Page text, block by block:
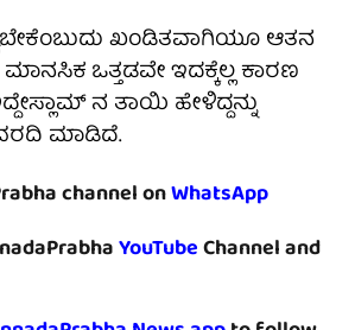
ಖಂಡಿತವಾಗಿಯೂ ಆತನ
ಒತ್ತಡವೇ ಇದಕ್ಕೆಲ್ಲ ಕಾರಣ
ನ ತಾಯಿ ಹೇಳಿದ್ದನ್ನು
ಮಾಡಿದೆ.
channel onWhatsApp
YouTubeChannel and